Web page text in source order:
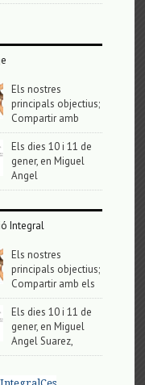
Els nostres
principals objectius;
Compartir amb
Els dies 10 i 11 de
gener, en Miguel
Angel
Integral
Els nostres
principals objectius;
Compartir amb els
Els dies 10 i 11 de
gener, en Miguel
Angel Suarez,